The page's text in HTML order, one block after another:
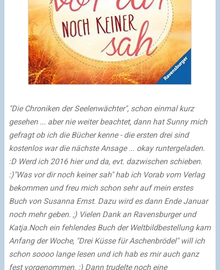
"Die Chroniken der Seelenwächter", schon einmal kurz
gesehen ... aber nie weiter beachtet, dann hat Sunny mich
gefragt ob ich die Bücher kenne - die ersten drei sind
kostenlos war die nächste Ansage ... okay runtergeladen.
:D Werd ich 2016 hier und da, evt. dazwischen schieben.
:)"Was vor dir noch keiner sah" hab ich Vorab vom Verlag
bekommen und freu mich schon sehr auf mein erstes
Buch von Susanna Ernst. Dazu wird es dann Ende Januar
noch mehr geben. ;) Vielen Dank an Ravensburger und
Katja.Noch ein fehlendes Buch der Weltbildbestellung kam
Anfang der Woche, "Drei Küsse für Aschenbrödel" will ich
schon soooo lange lesen und ich hab es mir auch ganz
fest vorgenommen. :) Dann trudelte noch eine